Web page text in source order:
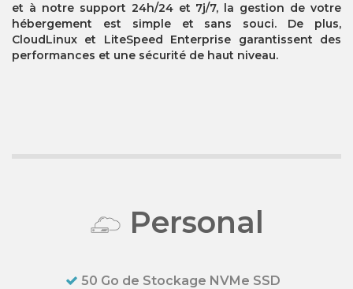
et à notre support 24h/24 et 7j/7, la gestion de votre
hébergement est simple et sans souci. De plus,
CloudLinux et LiteSpeed Enterprise garantissent des
performances et une sécurité de haut niveau.
Personal
50 Go de Stockage NVMe SSD